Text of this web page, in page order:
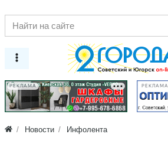
РЕКЛАМА РЕКЛАМА
Новости Инфолента